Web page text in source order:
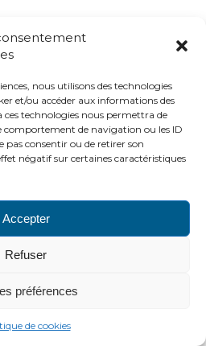
nous utilisons des technologies
et/ou accéder aux informations des
ces technologies nous permettra de
comportement de navigation ou les ID
pas consentir ou de retirer son
négatif sur certaines caractéristiques
Accepter
Refuser
préférences
de cookies